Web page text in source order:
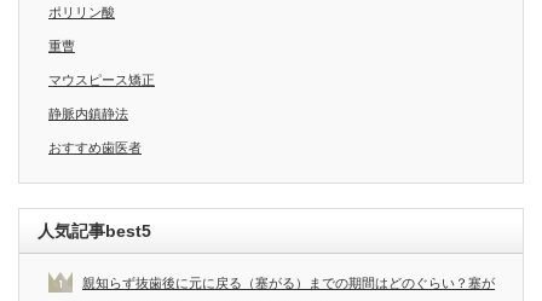
ポリリン酸
重曹
マウスピース矯正
静脈内鎮静法
おすすめ歯医者
人気記事best5
親知らず抜歯後に元に戻る（塞がる）までの期間はどのぐらい？塞が